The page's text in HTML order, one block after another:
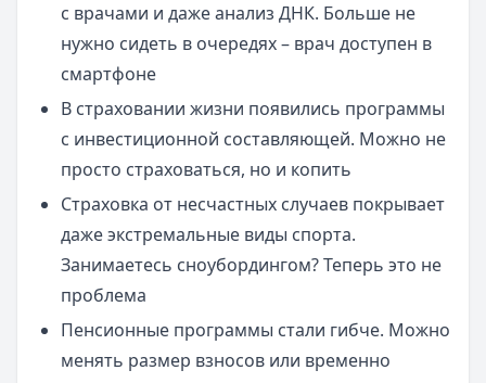
с врачами и даже анализ ДНК. Больше не
нужно сидеть в очередях – врач доступен в
смартфоне
В страховании жизни появились программы
с инвестиционной составляющей. Можно не
просто страховаться, но и копить
Страховка от несчастных случаев покрывает
даже экстремальные виды спорта.
Занимаетесь сноубордингом? Теперь это не
проблема
Пенсионные программы стали гибче. Можно
менять размер взносов или временно